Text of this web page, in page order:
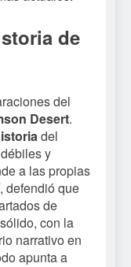
de
del
Desert.
del
y
a las propias
defendió que
de
con la
narrativo en
apunta a